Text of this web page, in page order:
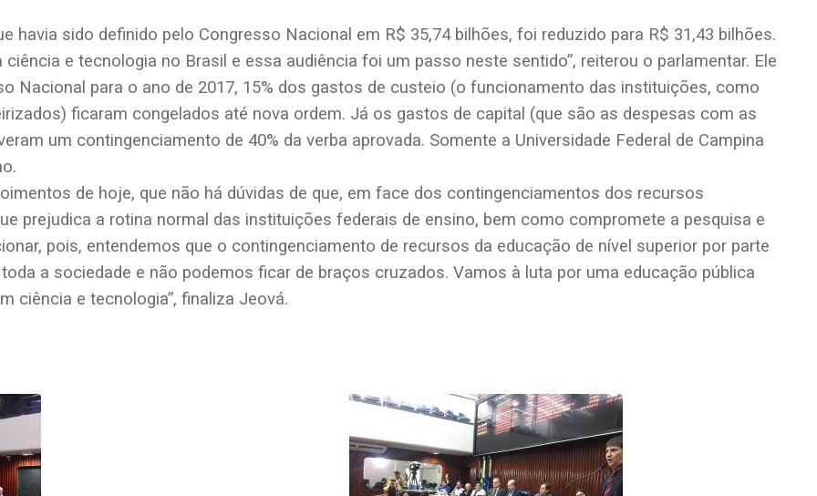
havia sido definido pelo Congresso Nacional em R$ 35,74 bilhões, foi reduzido para R$ 31,43 bilhões.
e tecnologia no Brasil e essa audiência foi um passo neste sentido”, reiterou o parlamentar. Ele
Nacional para o ano de 2017, 15% dos gastos de custeio (o funcionamento das instituições, como
ficaram congelados até nova ordem. Já os gastos de capital (que são as despesas com as
um contingenciamento de 40% da verba aprovada. Somente a Universidade Federal de Campina
de hoje, que não há dúvidas de que, em face dos contingenciamentos dos recursos
prejudica a rotina normal das instituições federais de ensino, bem como compromete a pesquisa e
pois, entendemos que o contingenciamento de recursos da educação de nível superior por parte
a sociedade e não podemos ficar de braços cruzados. Vamos à luta por uma educação pública
ciência e tecnologia”, finaliza Jeová.